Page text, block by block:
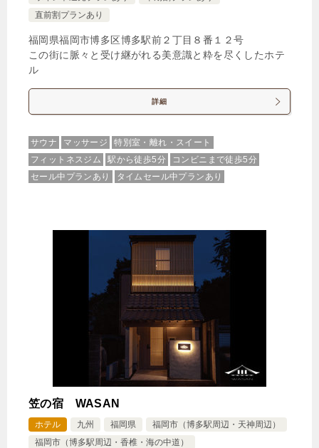
直前割プランあり
福岡県福岡市博多区博多駅前２丁目８番１２号
この街に脈々と受け継がれる美意識と粋を尽くしたホテ
ル
詳細
サウナ マッサージ
特別室・離れ・スイート
フィットネスジム
駅から徒歩5分
コンビニまで徒歩5分
セール中プランあり
タイムセール中プランあり
笠の宿 WASAN
ホテル 九州 福岡県
福岡市（博多駅周辺・天神周辺）
福岡市（博多駅周辺・香椎・海の中道）